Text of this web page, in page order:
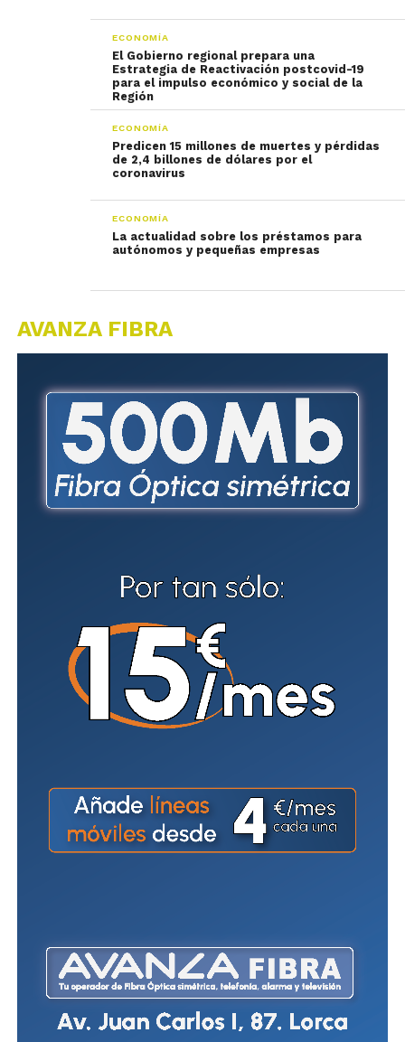
ECONOMÍA
El Gobierno regional prepara una
Estrategia de Reactivación postcovid-19
para el impulso económico y social de la
Región
ECONOMÍA
Predicen 15 millones de muertes y pérdidas
de 2,4 billones de dólares por el
coronavirus
ECONOMÍA
La actualidad sobre los préstamos para
autónomos y pequeñas empresas
AVANZA FIBRA